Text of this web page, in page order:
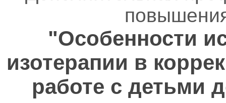
"Особенности
изотерапии в
работе с детьми